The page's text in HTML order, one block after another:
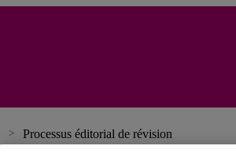
Processus éditorial de révision